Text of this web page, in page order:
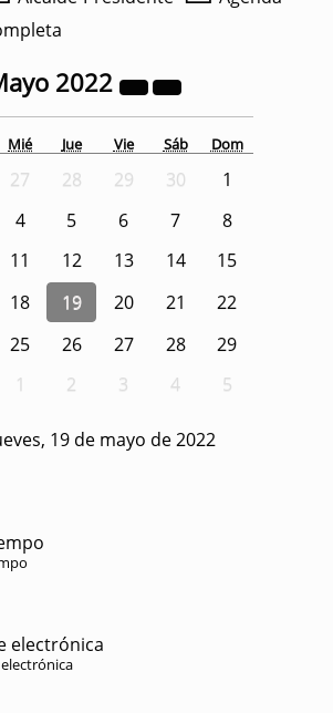
2022
Mié Jue Vie Sáb Dom
27 28 29 30
1
4 5 6 7
8
11 12 13 14
15
18 19 20 21
22
25 26 27 28
29
1 2 3 4 5
19 de mayo de 2022
electrónica